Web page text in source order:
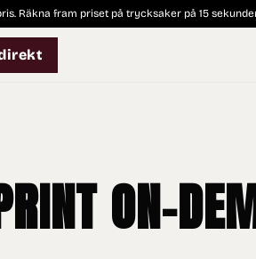
Räkna fram priset på trycksaker på 15
ON-